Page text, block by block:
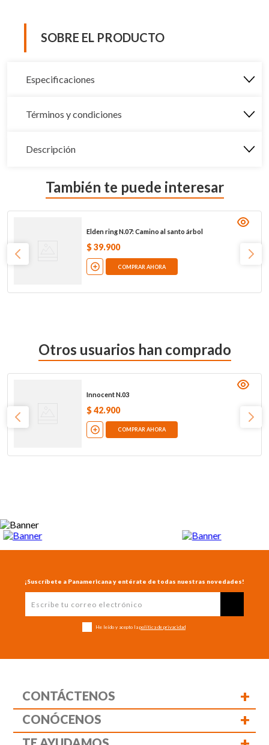
SOBRE EL PRODUCTO
Especificaciones
Términos y condiciones
Descripción
También te puede interesar
Elden ring N.07: Camino al santo árbol
$ 39.900
COMPRAR AHORA
Otros usuarios han comprado
Innocent N.03
$ 42.900
COMPRAR AHORA
¡Suscríbete a Panamericana y entérate de todas nuestras novedades!
He leído y acepto la política de privacidad
CONTÁCTENOS +
CONÓCENOS +